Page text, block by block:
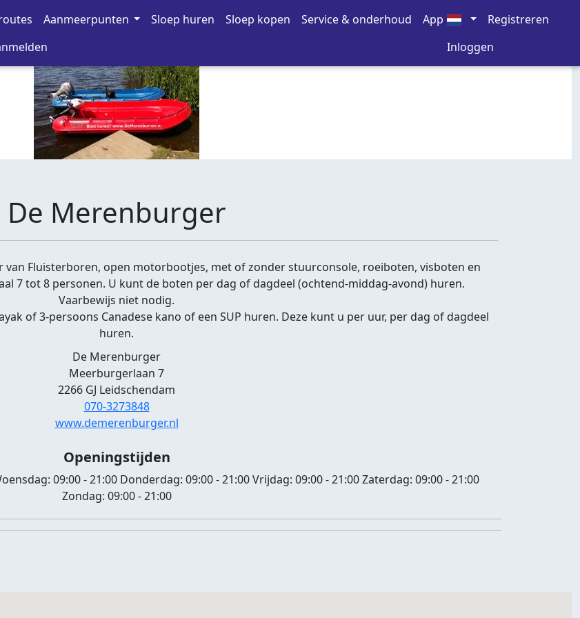
Aanmeerpunten Sloep huren Sloep kopen Service & onderhoud
App
Registreren
Inloggen
De Merenburger
Fluisterboren, open motorbootjes, met of zonder stuurconsole, roeiboten, visboten en
7 tot 8 personen. U kunt de boten per dag of dagdeel (ochtend-middag-avond) huren.
Vaarbewijs niet nodig.
of 3-persoons Canadese kano of een SUP huren. Deze kunt u per uur, per dag of dagdeel
huren.
De Merenburger
Meerburgerlaan 7
2266 GJ Leidschendam
070-3273848
www.demerenburger.nl
Openingstijden
09:00 - 21:00 Donderdag: 09:00 - 21:00Vrijdag: 09:00 - 21:00Zaterdag: 09:00 - 21:00
Zondag: 09:00 - 21:00